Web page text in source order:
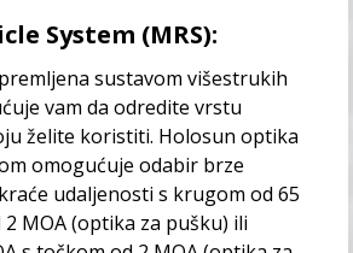
System (MRS):
sustavom višestrukih
vam da odredite vrstu
želite koristiti. Holosun optika
omogućuje odabir brze
udaljenosti s krugom od 65
MOA (optika za pušku) ili